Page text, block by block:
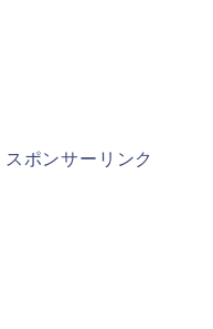
スポンサーリンク